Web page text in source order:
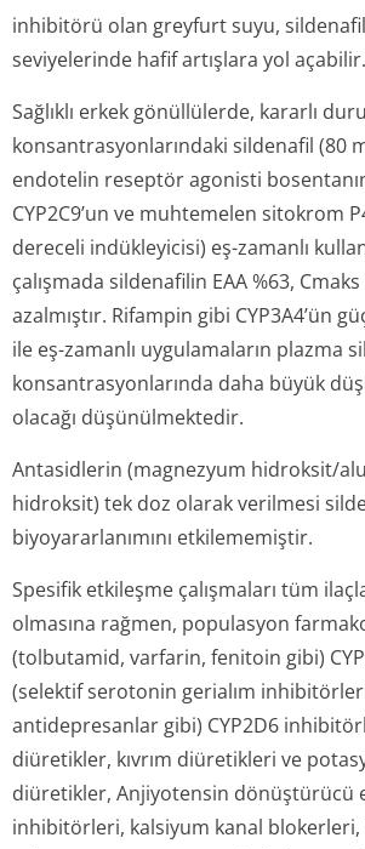
inhibitörü olan greyfurt suyu,
seviyelerinde hafif artışlara yol açabilir.
Sağlıklı erkek gönüllülerde, kararlı
konsantrasyon­larındaki sildenafil (80
endotelin reseptör agonisti bosentanın
CYP2C9’un ve muhtemelen sitokrom
dereceli indükleyicisi) eş-zamanlı
çalışmada sildenafilin EAA %63,
azalmıştır. Rifampin gibi CYP3A4’ün
ile eş-zamanlı uygulamaların plazma
konsantrasyon­larında daha büyük
olacağı düşünülmektedir.
Antasidlerin (magnezyum hidroksit/
hidroksit) tek doz olarak verilmesi
biyoyararlanımını etkilememiştir.
Spesifik etkileşme çalışmaları tüm
olmasına rağmen, populasyon
(tolbutamid, varfarin, fenitoin gibi)
(selektif serotonin gerialım
antidepresanlar gibi) CYP2D6
diüretikler, kıvrım diüretikleri ve
diüretikler, Anjiyotensin dönüştürücü
inhibitörleri, kalsiyum kanal blokerleri,